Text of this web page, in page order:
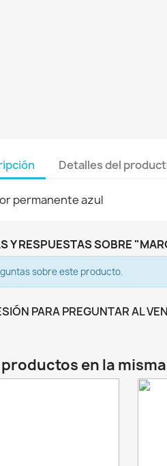
Detalles del
permanente azul
Y RESPUESTAS SOBRE
sobre este producto.
PARA PREGUNTAR AL
en la